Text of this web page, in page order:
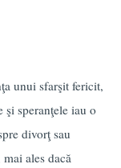
unui sfarşit fericit,
speranţele iau o
divorţ sau
ales dacă